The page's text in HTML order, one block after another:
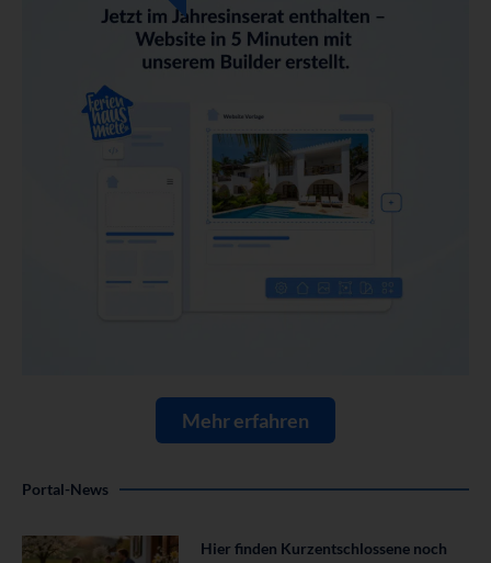
Mehr erfahren
Portal-News
Hier finden Kurzentschlossene noch